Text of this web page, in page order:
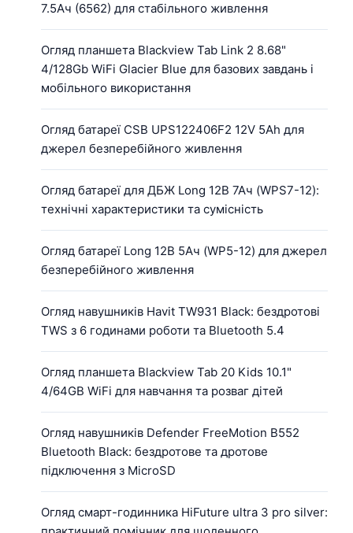
7.5Ач (6562) для стабільного живлення
Огляд планшета Blackview Tab Link 2 8.68"
4/128Gb WiFi Glacier Blue для базових завдань і
мобільного використання
Огляд батареї CSB UPS122406F2 12V 5Ah для
джерел безперебійного живлення
Огляд батареї для ДБЖ Long 12В 7Ач (WPS7-12):
технічні характеристики та сумісність
Огляд батареї Long 12В 5Ач (WP5-12) для джерел
безперебійного живлення
Огляд навушників Havit TW931 Black: бездротові
TWS з 6 годинами роботи та Bluetooth 5.4
Огляд планшета Blackview Tab 20 Kids 10.1"
4/64GB WiFi для навчання та розваг дітей
Огляд навушників Defender FreeMotion B552
Bluetooth Black: бездротове та дротове
підключення з MicroSD
Огляд смарт-годинника HiFuture ultra 3 pro silver: